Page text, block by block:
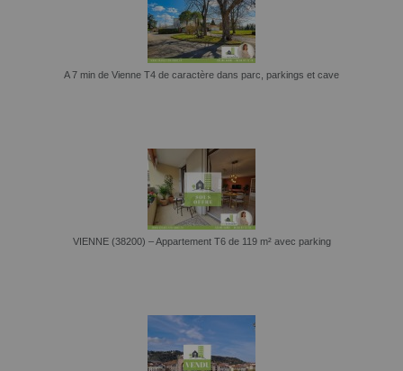
A 7 min de Vienne T4 de caractère dans parc, parkings et cave
VIENNE (38200) – Appartement T6 de 119 m² avec parking